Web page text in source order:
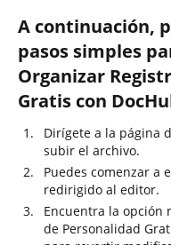
A continuación,
pasos simples
Organizar
Gratis con
Dirígete a la página
subir el archivo.
Puedes comenzar a
redirigido al editor.
Encuentra la opción
de Personalidad